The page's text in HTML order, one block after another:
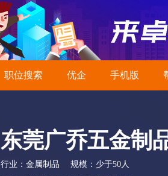
职位搜索 优企 手机版
东莞广乔五金制
行业： 金属制品 规模： 少于50人